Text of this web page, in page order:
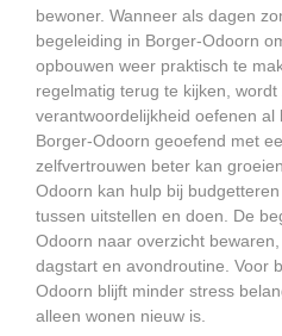
bewoner. Wanneer als dagen
begeleiding in Borger-Odoorn
opbouwen weer praktisch te
regelmatig terug te kijken,
verantwoordelijkheid oefenen al
Borger-Odoorn geoefend met
zelfvertrouwen beter kan
Odoorn kan hulp bij
tussen uitstellen en doen. De
Odoorn naar overzicht
dagstart en avondroutine. Voor
Odoorn blijft minder stress
alleen wonen nieuw is.